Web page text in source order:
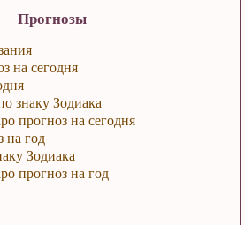
Прогнозы
на сегодня
знаку Зодиака
прогноз на сегодня
на год
Зодиака
прогноз на год